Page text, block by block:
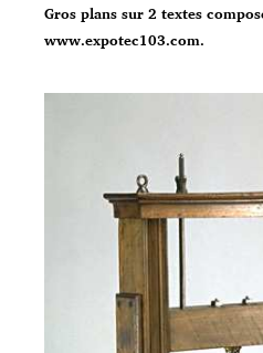
Gros plans sur 2 textes
www.expotec103.com.